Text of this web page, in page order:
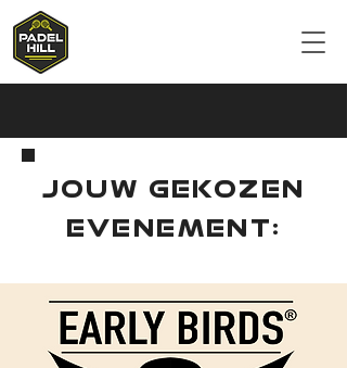
JOUW GEKOZEN
EVENEMENT: